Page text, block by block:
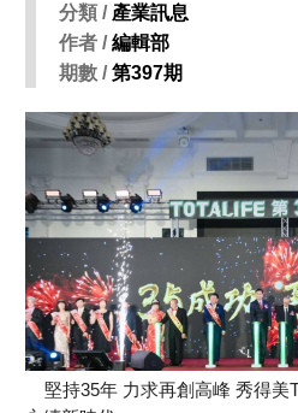
分類 / 產業訊息
作者 /編輯部
期數 /第397期
堅持35年 力求再創高峰 秀得美TOTALIFE以卓越實力走向